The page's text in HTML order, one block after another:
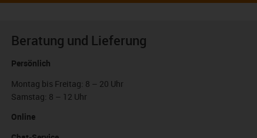
Beratung und Lieferung
Persönlich
Montag bis Freitag: 8 – 20 Uhr
Samstag: 8 – 12 Uhr
Online